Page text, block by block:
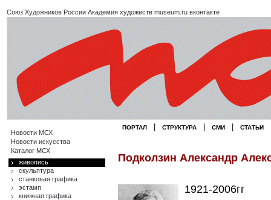
Союз Художников России Академия художеств museum.ru вконтакте
Новости МСХ
Новости искусства
Каталог МСХ
живопись
скульптура
станковая графика
эстамп
книжная графика
ПОРТАЛ СТРУКТУРА СМИ СТАТЬИ
Подколзин Александр
1921-2006гг